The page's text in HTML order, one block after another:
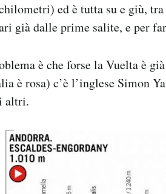
ed è tutta su e giù,
già dalle prime salite, e per
è che forse la Vuelta è
è rosa) c’è l’inglese Simon
altri.